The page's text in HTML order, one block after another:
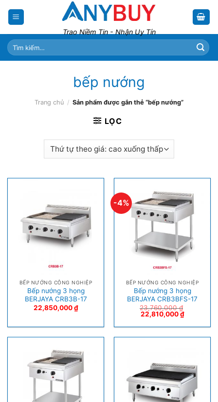
Trao Niềm Tin - Nhận Uy Tín
Tìm
kiếm:
bếp nướng
Trang chủ / Sản phẩm được gắn thẻ “bếp nướng”
LỌC
BẾP NƯỚNG CÔNG NGHIỆP
Bếp nướng 3 họng
BERJAYA CRB3B-17
22,850,000₫
-4%
BẾP NƯỚNG CÔNG NGHIỆP
Bếp nướng 3 họng
BERJAYA CRB3BFS-17
23,760,000₫
22,810,000₫